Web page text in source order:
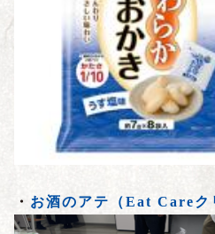
・ お酒のアテ（Eat Careク